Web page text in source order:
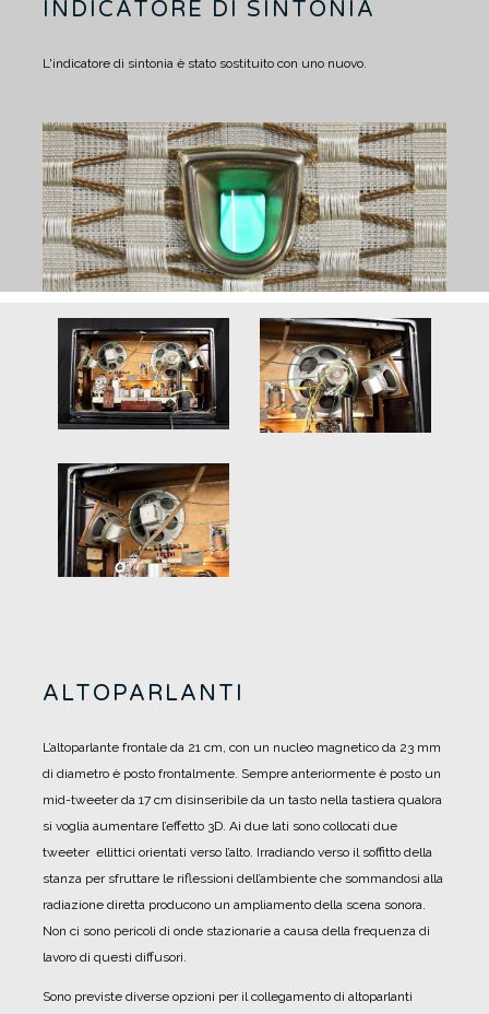
INDICATORE DI SINTONIA
L'indicatore di sintonia è stato sostituito con uno nuovo.
ALTOPARLANTI
L’altoparlante frontale da 21 cm, con un nucleo magnetico da 23 mm
di diametro è posto frontalmente. Sempre anteriormente è posto un
mid-tweeter da 17 cm disinseribile da un tasto nella tastiera qualora
si voglia aumentare l’effetto 3D. Ai due lati sono collocati due
tweeter ellittici orientati verso l’alto. Irradiando verso il soffitto della
stanza per sfruttare le riflessioni dell’ambiente che sommandosi alla
radiazione diretta producono un ampliamento della scena sonora.
Non ci sono pericoli di onde stazionarie a causa della frequenza di
lavoro di questi diffusori.
Sono previste diverse opzioni per il collegamento di altoparlanti